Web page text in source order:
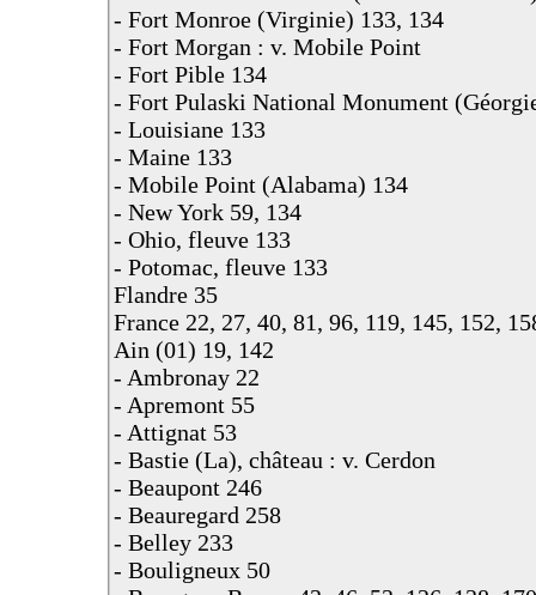
- Fort Monroe (Virginie) 133, 134
- Fort Morgan : v. Mobile Point
- Fort Pible 134
- Fort Pulaski National Monument
- Louisiane 133
- Maine 133
- Mobile Point (Alabama) 134
- New York 59, 134
- Ohio, fleuve 133
- Potomac, fleuve 133
Flandre 35
France 22, 27, 40, 81, 96, 119, 145, 152,
Ain (01) 19, 142
- Ambronay 22
- Apremont 55
- Attignat 53
- Bastie (La), château : v. Cerdon
- Beaupont 246
- Beauregard 258
- Belley 233
- Bouligneux 50